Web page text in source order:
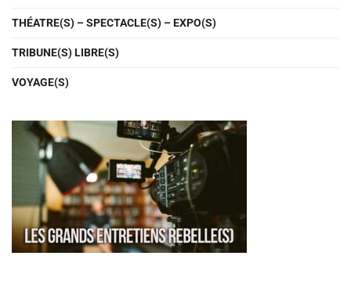
THÉATRE(S) – SPECTACLE(S) – EXPO(S)
TRIBUNE(S) LIBRE(S)
VOYAGE(S)